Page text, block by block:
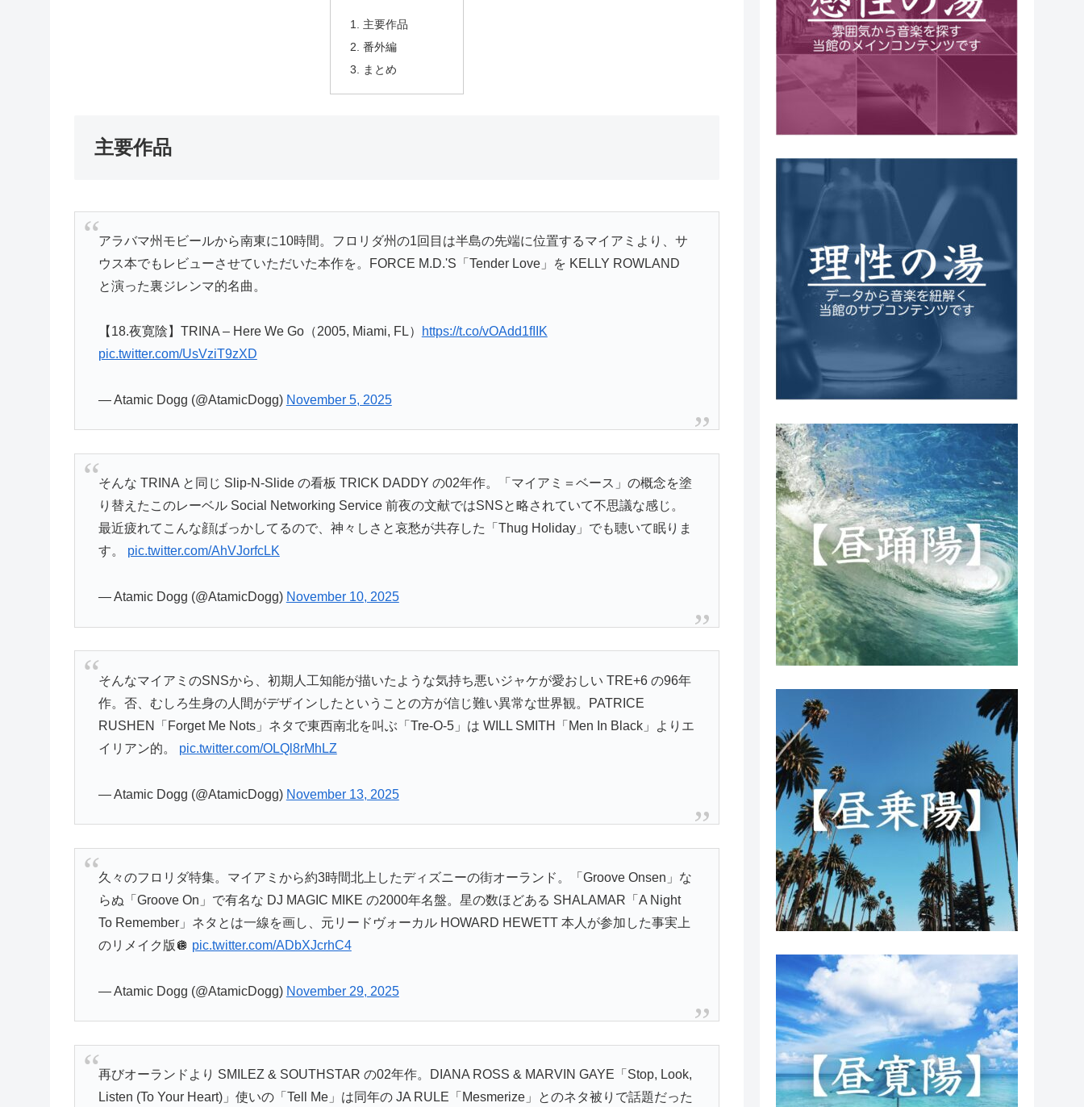
主要作品
番外編
まとめ
主要作品
アラバマ州モビールから南東に10時間。フロリダ州の1回目は半島の先端に位置するマイアミより、サ
ウス本でもレビューさせていただいた本作を。FORCE M.D.'S「Tender Love」を KELLY ROWLAND
と演った裏ジレンマ的名曲。
【18.夜寛陰】TRINA – Here We Go（2005, Miami, FL）
https://t.co/vOAdd1fIIK
pic.twitter.com/UsVziT9zXD
— Atamic Dogg (@AtamicDogg) November 5, 2025
そんな TRINA と同じ Slip-N-Slide の看板 TRICK DADDY の02年作。「マイアミ＝ベース」の概念を塗
り替えたこのレーベル Social Networking Service 前夜の文献ではSNSと略されていて不思議な感じ。
最近疲れてこんな顔ばっかしてるので、神々しさと哀愁が共存した「Thug Holiday」でも聴いて眠りま
す。 pic.twitter.com/AhVJorfcLK
— Atamic Dogg (@AtamicDogg) November 10, 2025
そんなマイアミのSNSから、初期人工知能が描いたような気持ち悪いジャケが愛おしい TRE+6 の96年
作。否、むしろ生身の人間がデザインしたということの方が信じ難い異常な世界観。PATRICE
RUSHEN「Forget Me Nots」ネタで東西南北を叫ぶ「Tre-O-5」は WILL SMITH「Men In Black」よりエ
イリアン的。 pic.twitter.com/OLQl8rMhLZ
— Atamic Dogg (@AtamicDogg) November 13, 2025
久々のフロリダ特集。マイアミから約3時間北上したディズニーの街オーランド。「Groove Onsen」な
らぬ「Groove On」で有名な DJ MAGIC MIKE の2000年名盤。星の数ほどある SHALAMAR「A Night
To Remember」ネタとは一線を画し、元リードヴォーカル HOWARD HEWETT 本人が参加した事実上
のリメイク版🪩 pic.twitter.com/ADbXJcrhC4
— Atamic Dogg (@AtamicDogg) November 29, 2025
再びオーランドより SMILEZ & SOUTHSTAR の02年作。DIANA ROSS & MARVIN GAYE「Stop, Look,
Listen (To Your Heart)」使いの「Tell Me」は同年の JA RULE「Mesmerize」とのネタ被りで話題だった